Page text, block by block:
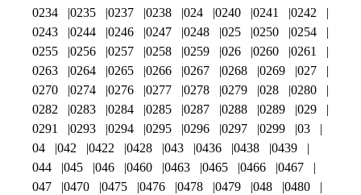
0234
0235 0237 0238 024 0240 0241
0242
0243
0244 0246 0247 0248 025 0250
0254
0255
0256 0257 0258 0259 026 0260
0261
0263
0264 0265 0266 0267 0268 0269
027
0270
0274 0276 0277 0278 0279 028
0280
0282
0283 0284 0285 0287 0288 0289
029
0291
0293 0294 0295 0296 0297 0299
03
04
042 0422 0428 043 0436 0438
0439
044
045 046 0460 0463 0465 0466
0467
047
0470 0475 0476 0478 0479 048
0480